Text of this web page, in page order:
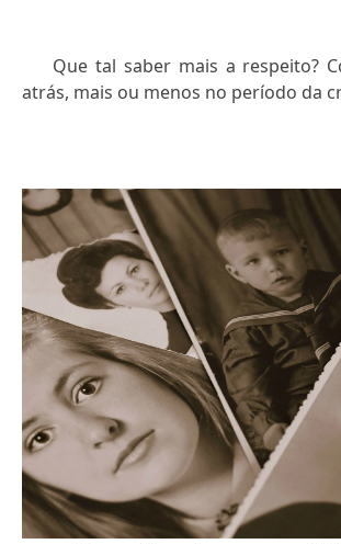
Que tal saber mais a respeito?
atrás, mais ou menos no período da